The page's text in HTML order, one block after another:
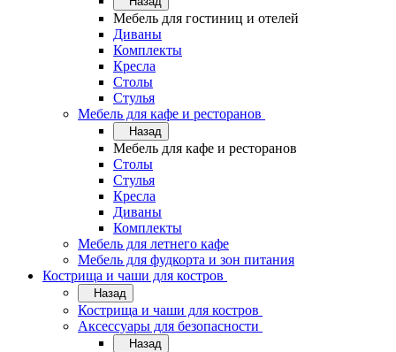
Мебель для гостиниц и отелей
Диваны
Комплекты
Кресла
Столы
Стулья
Мебель для кафе и ресторанов
Назад
Мебель для кафе и ресторанов
Столы
Стулья
Кресла
Диваны
Комплекты
Мебель для летнего кафе
Мебель для фудкорта и зон питания
Кострища и чаши для костров
Назад
Кострища и чаши для костров
Аксессуары для безопасности
Назад